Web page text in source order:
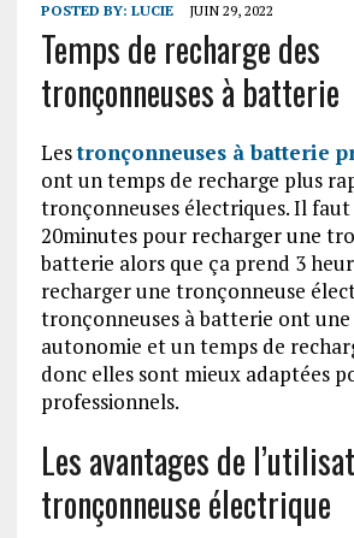
POSTED BY: LUCIE JUIN 29, 2022
Temps de recharge des
tronçonneuses à batterie
Lestronçonneuses à batterie
ont un temps de recharge plus
tronçonneuses électriques. Il
20minutes pour recharger une
batterie alors que ça prend 3
recharger une tronçonneuse
tronçonneuses à batterie ont
autonomie et un temps de
donc elles sont mieux adaptées
professionnels.
Les avantages de
tronçonneuse électrique